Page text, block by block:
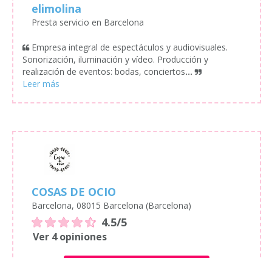
elimolina
Presta servicio en Barcelona
Empresa integral de espectáculos y audiovisuales.
Sonorización, iluminación y vídeo. Producción y
realización de eventos: bodas, conciertos...
COSAS DE OCIO
Barcelona, 08015 Barcelona (Barcelona)
4.5/5
Ver 4 opiniones